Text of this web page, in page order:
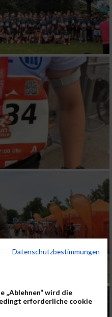
Datenschutzbestimmungen
„Ablehnen“ wird die
erforderliche cookie